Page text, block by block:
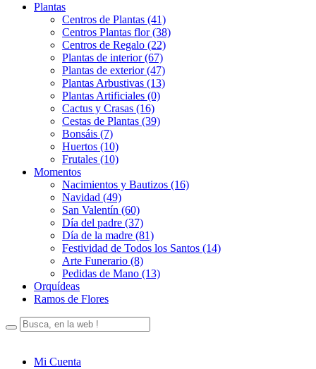
Plantas
Centros de Plantas (41)
Centros Plantas flor (38)
Centros de Regalo (22)
Plantas de interior (67)
Plantas de exterior (47)
Plantas Arbustivas (13)
Plantas Artificiales (0)
Cactus y Crasas (16)
Cestas de Plantas (39)
Bonsáis (7)
Huertos (10)
Frutales (10)
Momentos
Nacimientos y Bautizos (16)
Navidad (49)
San Valentín (60)
Día del padre (37)
Día de la madre (81)
Festividad de Todos los Santos (14)
Arte Funerario (8)
Pedidas de Mano (13)
Orquídeas
Ramos de Flores
Mi Cuenta